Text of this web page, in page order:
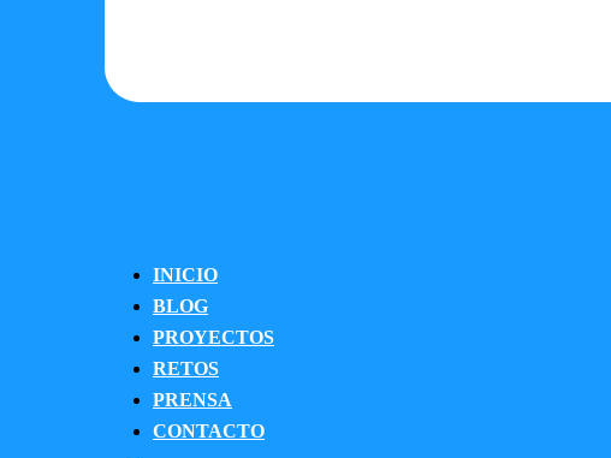
INICIO
BLOG
PROYECTOS
RETOS
PRENSA
CONTACTO